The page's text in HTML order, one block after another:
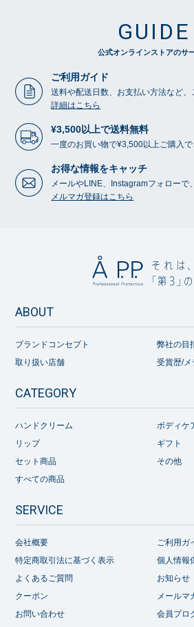
GUIDE
公式オンラインストアのサ
ご利用ガイド
送料や配送日数、お支払い方法など、
詳細はこちら
¥3,500以上で送料無料
一度のお買い物で¥3,500以上ご購入で
お得な情報をキャッチ
メールやLINE、Instagramフォローで
メルマガ登録はこちら
ABOUT
ブランドコンセプト
弊社の目
取り扱い店舗
受賞歴/メ
CATEGORY
ハンドクリーム
ボディケ
リップ
ギフト
セット商品
その他
すべての商品
SERVICE
会社概要
ご利用ガ
特定商取引法に基づく表示
個人情報
よくあるご質問
お知らせ
クーポン
メールマ
お問い合わせ
会員プロ